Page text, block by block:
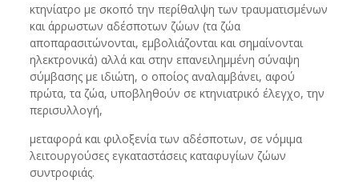
κτηνίατρο με σκοπό την περίθαλψη των τραυματισμένων
και άρρωστων αδέσποτων ζώων (τα ζώα
αποπαρασιτώνονται, εμβολιάζονται και σημαίνονται
ηλεκτρονικά) αλλά και στην επανειλημμένη σύναψη
σύμβασης με ιδιώτη, ο οποίος αναλαμβάνει, αφού
πρώτα, τα ζώα, υποβληθούν σε κτηνιατρικό έλεγχο, την
περισυλλογή,
μεταφορά και φιλοξενία των αδέσποτων, σε νόμιμα
λειτουργούσες εγκαταστάσεις καταφυγίων ζώων
συντροφιάς.